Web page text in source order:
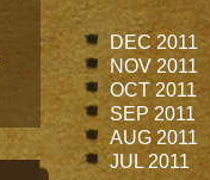
DEC 2011
NOV 2011
OCT 2011
SEP 2011
AUG 2011
JUL 2011